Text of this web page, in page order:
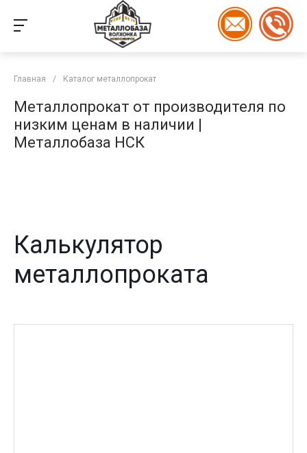
Главная / Каталог металлопрокат
Металлопрокат от производителя по
низким ценам в наличии |
Металлобаза НСК
Калькулятор
металлопроката